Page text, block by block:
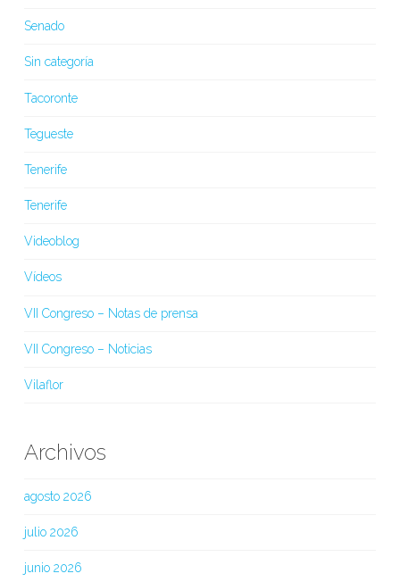
Senado
Sin categoría
Tacoronte
Tegueste
Tenerife
Tenerife
Videoblog
Vídeos
VII Congreso – Notas de prensa
VII Congreso – Noticias
Vilaflor
Archivos
agosto 2026
julio 2026
junio 2026